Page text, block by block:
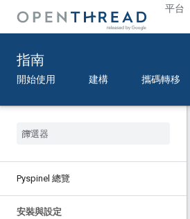
平台
指南
開始使用 建構 攜碼轉移
Pyspinel 總覽
安裝與設定